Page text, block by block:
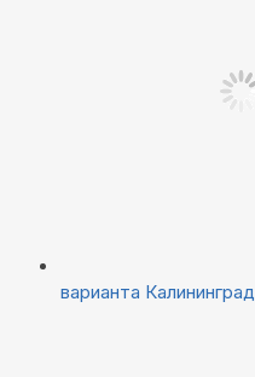
варианта Калининград